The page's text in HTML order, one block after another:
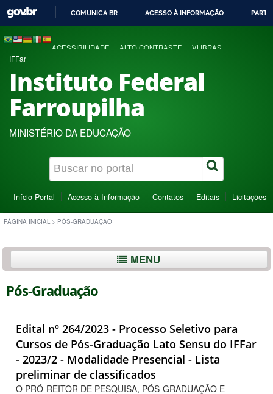
COMUNICA BR ACESSO À INFORMAÇÃO
ACESSIBILIDADE ALTO CONTRASTE VLIBRAS
IFFar
Instituto Federal
Farroupilha
MINISTÉRIO DA EDUCAÇÃO
Início Portal Acesso à Informação Contatos Editais Licitações
PÁGINA INICIAL > PÓS-GRADUAÇÃO
MENU
Pós-Graduação
Edital nº 264/2023 - Processo Seletivo para
Cursos de Pós-Graduação Lato Sensu do IFFar
- 2023/2 - Modalidade Presencial - Lista
preliminar de classificados
O PRÓ-REITOR DE PESQUISA, PÓS-GRADUAÇÃO E